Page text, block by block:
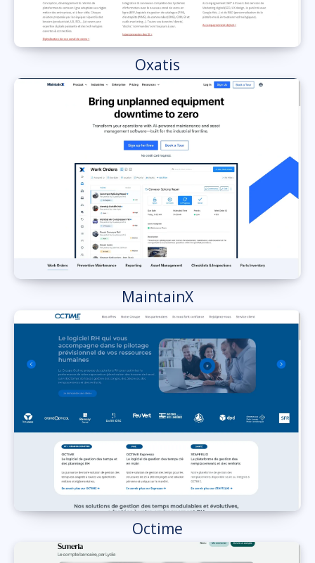
Oxatis
MaintainX
Octime